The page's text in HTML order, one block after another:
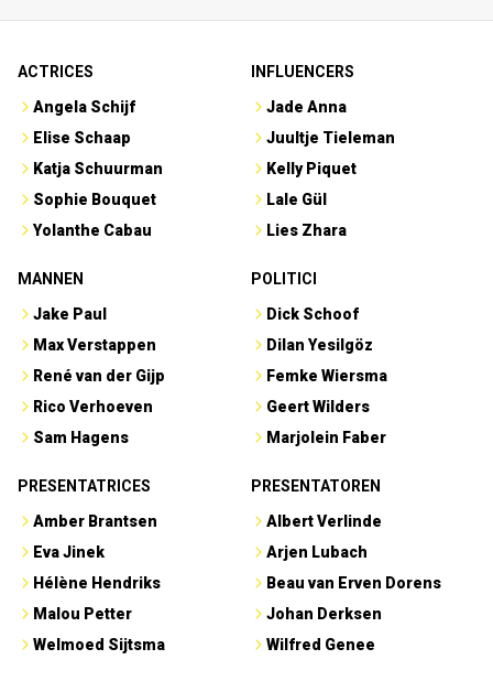
ACTRICES
Angela Schijf
Elise Schaap
Katja Schuurman
Sophie Bouquet
Yolanthe Cabau
INFLUENCERS
Jade Anna
Juultje Tieleman
Kelly Piquet
Lale Gül
Lies Zhara
MANNEN
Jake Paul
Max Verstappen
René van der Gijp
Rico Verhoeven
Sam Hagens
POLITICI
Dick Schoof
Dilan Yesilgöz
Femke Wiersma
Geert Wilders
Marjolein Faber
PRESENTATRICES
Amber Brantsen
Eva Jinek
Hélène Hendriks
Malou Petter
Welmoed Sijtsma
PRESENTATOREN
Albert Verlinde
Arjen Lubach
Beau van Erven Dorens
Johan Derksen
Wilfred Genee